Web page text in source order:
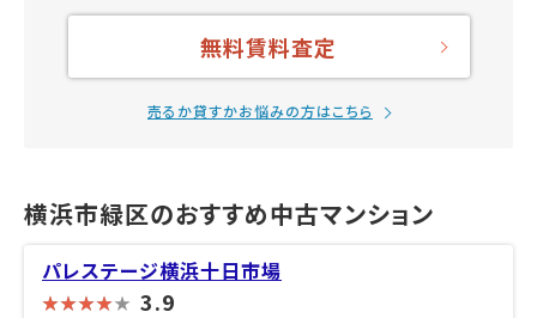
無料賃料査定
売るか貸すかお悩みの方はこちら
横浜市緑区のおすすめ中古マンション
パレステージ横浜十日市場
3.9